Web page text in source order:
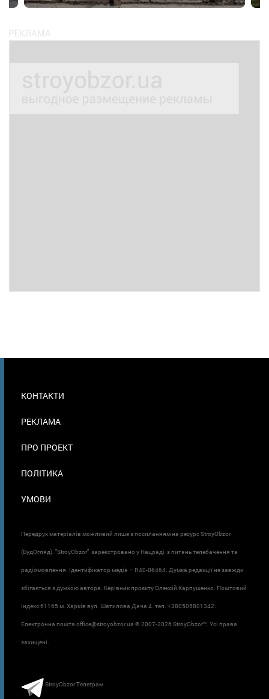
В
КОНТАКТИ
РЕКЛАМА
ПРО ПРОЕКТ
ПОЛІТИКА
УМОВИ
Передрук матеріалів можливий лише з посиланням на ресурс StroyObzor
(БудОгляд). "StroyObzor" зареєстровано у Нацраді з питань телебачення та
радіомовлення. Ідентифікатор медіа – R40-06464. Думка редакції не завжди
збігається з думкою автора. Керівник проєкту Олексій Карпушенко. Поштовий
індекс 61165 м. Харків вул. Шатилова Дача 4. тел. +380505801342.
Електронна пошта office@stroyobzor.ua © 2007-2026 StroyObzor™. Усі права
захищені.
StroyObzor Телеграм